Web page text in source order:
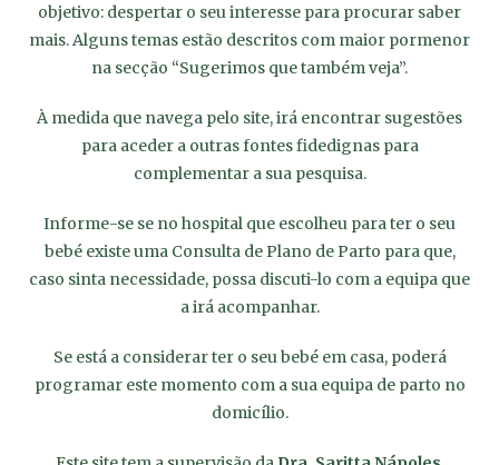
objetivo: despertar o seu interesse para procurar saber
mais. Alguns temas estão descritos com maior pormenor
na secção “Sugerimos que também veja”.
À medida que navega pelo site, irá encontrar sugestões
para aceder a outras fontes fidedignas para
complementar a sua pesquisa.
Informe-se se no hospital que escolheu para ter o seu
bebé existe uma Consulta de Plano de Parto para que,
caso sinta necessidade, possa discuti-lo com a equipa que
a irá acompanhar.
Se está a considerar ter o seu bebé em casa, poderá
programar este momento com a sua equipa de parto no
domicílio.